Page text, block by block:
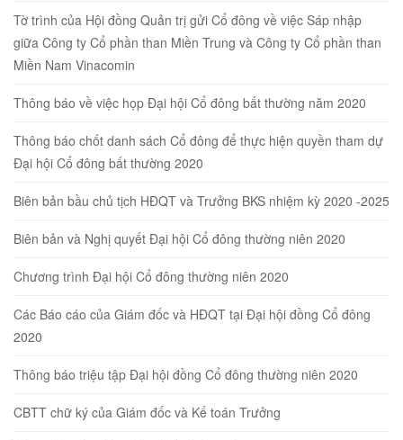
Tờ trình của Hội đồng Quản trị gửi Cổ đông về việc Sáp nhập
giữa Công ty Cổ phần than Miền Trung và Công ty Cổ phần than
Miền Nam Vinacomin
Thông báo về việc họp Đại hội Cổ đông bất thường năm 2020
Thông báo chốt danh sách Cổ đông để thực hiện quyền tham dự
Đại hội Cổ đông bất thường 2020
Biên bản bầu chủ tịch HĐQT và Trưởng BKS nhiệm kỳ 2020 -2025
Biên bản và Nghị quyết Đại hội Cổ đông thường niên 2020
Chương trình Đại hội Cổ đông thường niên 2020
Các Báo cáo của Giám đốc và HĐQT tại Đại hội đồng Cổ đông
2020
Thông báo triệu tập Đại hội đồng Cổ đông thường niên 2020
CBTT chữ ký của Giám đốc và Kế toán Trưởng